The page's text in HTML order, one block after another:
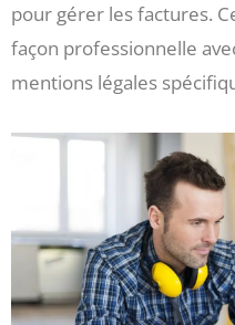
pour gérer les factures.
façon professionnelle
mentions légales